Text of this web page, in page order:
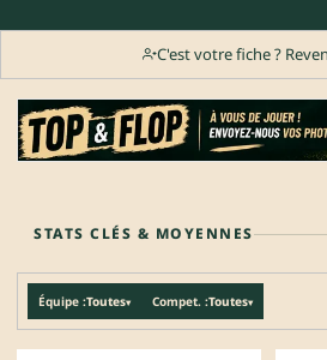
C'est votre fiche ?
STATS CLÉS & MOYENNES
Équipe :Toutes▾ Compet. :Toutes▾